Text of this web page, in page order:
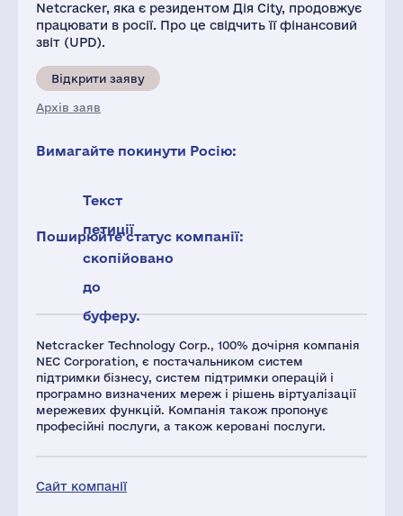
Netcracker Technology Corp., 100% дочірня компанія
NEC Corporation, є постачальником систем
підтримки бізнесу, систем підтримки операцій і
програмно визначених мереж і рішень віртуалізації
мережевих функцій. Компанія також пропонує
професійні послуги, а також керовані послуги.
Сайт компанії
Netcracker, яка є резидентом Дія City, продовжує
працювати в росії. Про це свідчить її фінансовий
звіт (UPD).
Відкрити заяву
Архів заяв
Вимагайте покинути Росію:
Текст
петиції
скопійовано
до
буферу.
Поширюйте статус компанії: